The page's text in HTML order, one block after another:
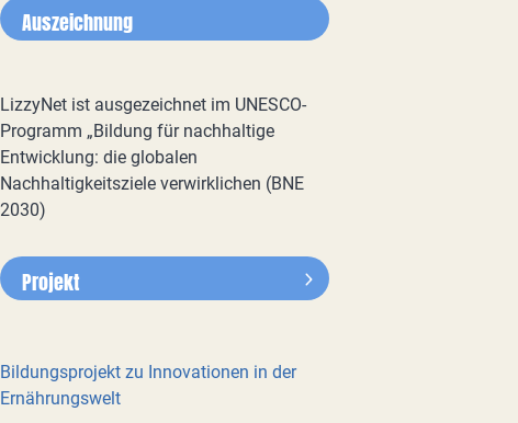
Auszeichnung
LizzyNet ist ausgezeichnet im UNESCO-
Programm „Bildung für nachhaltige
Entwicklung: die globalen
Nachhaltigkeitsziele verwirklichen (BNE
2030)
Projekt
Bildungsprojekt zu Innovationen in der
Ernährungswelt